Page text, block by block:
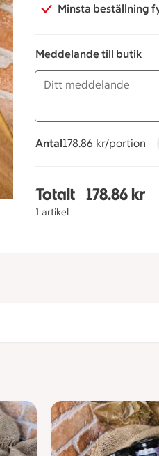
Minsta beställning
Meddelande till butik
Antal
178.86 kronor per portion
178.86 kr/portion
Totalt
1 artikel
Totalt 1
178.86 kr